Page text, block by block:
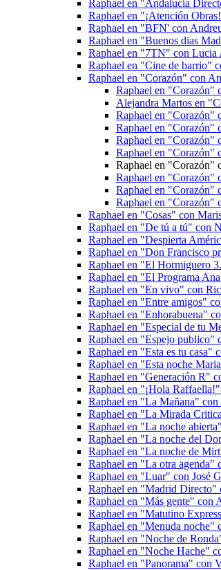
Raphael en "Andalucía
Raphael en "¡Atención
Raphael en "BFN' con
Raphael en "Buenos dias
Raphael en "7TN" con Lucia
Raphael en "Cine de barrio"
Raphael en "Corazón" con
Raphael en "Corazón"
Alejandra Martos en
Raphael en "Corazón"
Raphael en "Corazón"
Raphael en "Corazón"
Raphael en "Corazón"
Raphael en "Corazón"
Raphael en "Corazón"
Raphael en "Corazón"
Raphael en "Corazón"
Raphael en "Cosas" con
Raphael en "De tú a tú" con
Raphael en "Despierta
Raphael en "Don Francisco
Raphael en "El Hormiguero
Raphael en "El Programa
Raphael en "En vivo" con
Raphael en "Entre amigos"
Raphael en "Enhorabuena"
Raphael en "Especial de tu
Raphael en "Espejo publico"
Raphael en "Esta es tu casa"
Raphael en "Esta noche
Raphael en "Generación R"
Raphael en "¡Hola
Raphael en "La Mañana" con
Raphael en "La Mirada
Raphael en "La noche
Raphael en "La noche del
Raphael en "La noche de
Raphael en "La otra agenda"
Raphael en "Luar" con José
Raphael en "Madrid Directo"
Raphael en "Más gente" con
Raphael en "Matutino
Raphael en "Menuda noche"
Raphael en "Noche de
Raphael en "Noche Hache"
Raphael en "Panorama" con